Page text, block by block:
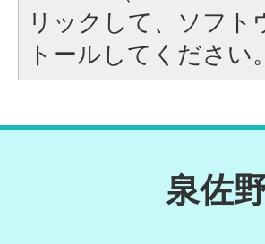
リックして、ソフ
トールしてください。
泉佐